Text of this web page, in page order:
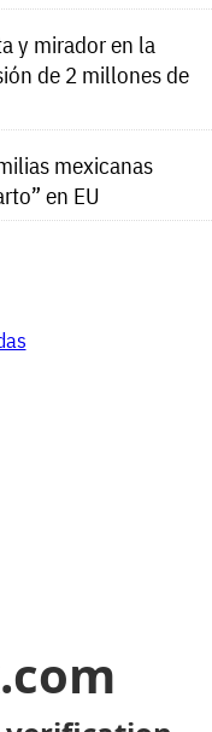
y mirador en la
de 2 millones de
mexicanas
en EU